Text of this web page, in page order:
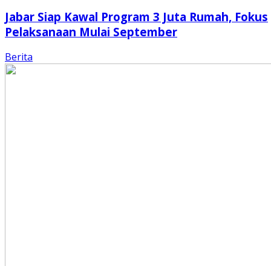
Jabar Siap Kawal Program 3 Juta Rumah, Fokus
Pelaksanaan Mulai September
Berita